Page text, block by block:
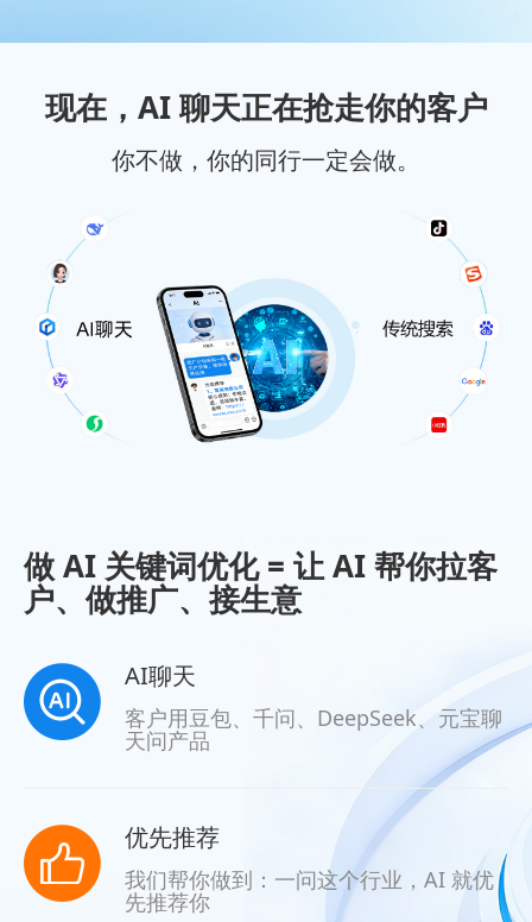
现在，AI 聊天正在抢走你的客户
你不做，你的同行一定会做。
做 AI 关键词优化 = 让 AI 帮你拉客
户、做推广、接生意
AI聊天
客户用豆包、千问、DeepSeek、元宝聊
天问产品
优先推荐
我们帮你做到：一问这个行业，AI 就优
先推荐你